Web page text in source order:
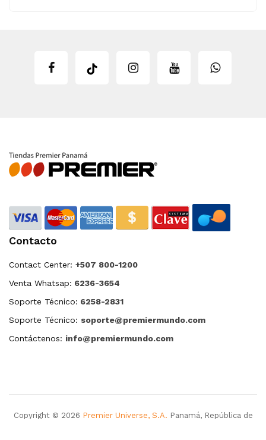
Contacto
Contact Center: +507 800-1200
Venta Whatsap: 6236-3654
Soporte Técnico: 6258-2831
Soporte Técnico: soporte@premiermundo.com
Contáctenos: info@premiermundo.com
Copyright © 2026 Premier Universe, S.A. Panamá, República de